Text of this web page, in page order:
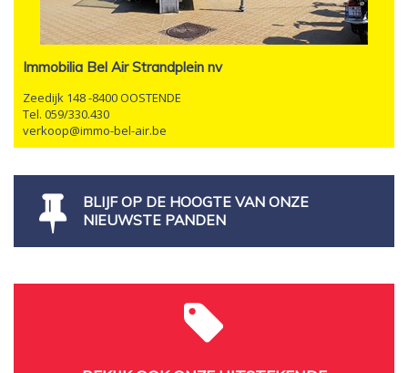
Immobilia Bel Air Strandplein nv
Zeedijk 148 -8400 OOSTENDE
Tel. 059/330.430
verkoop@immo-bel-air.be
BLIJF OP DE HOOGTE VAN ONZE
NIEUWSTE PANDEN